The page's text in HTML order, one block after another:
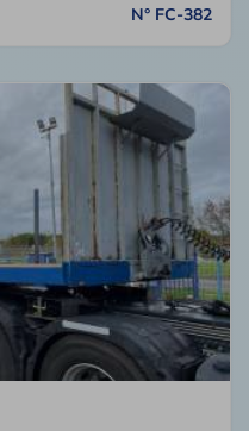
N° FC-382